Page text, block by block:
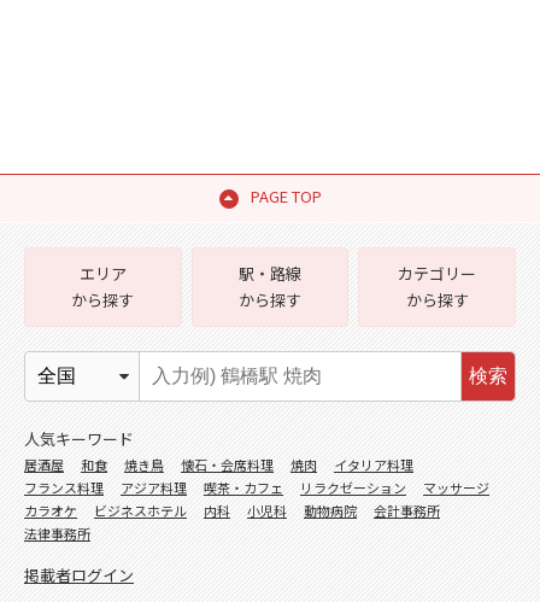
PAGE TOP
エリア
から探す
駅・路線
から探す
カテゴリー
から探す
検索
人気キーワード
居酒屋 和食 焼き鳥 懐石・会席料理 焼肉
イタリア料理
フランス料理
アジア料理 喫茶・カフェ リラクゼーション
マッサージ
カラオケ
ビジネスホテル 内科 小児科 動物病院
会計事務所
法律事務所
掲載者ログイン